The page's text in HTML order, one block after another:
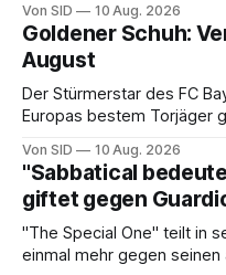
Von SID 10 Aug. 2026
Goldener Schuh:
August
Der Stürmerstar des FC
Europas bestem Torjäger
Von SID 10 Aug. 2026
"Sabbatical
giftet gegen
"The Special One" teilt in
einmal mehr gegen seinen